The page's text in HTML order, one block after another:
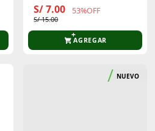
S/ 7.00 53%OFF
S/ 15.00
AGREGAR
NUEVO